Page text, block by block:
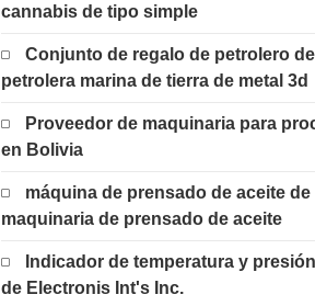
cannabis de tipo simple
Conjunto de regalo de petrolero
petrolera marina de tierra de metal 3d
Proveedor de maquinaria para
en Bolivia
máquina de prensado de aceite
maquinaria de prensado de aceite
Indicador de temperatura y
de Electronis Int's Inc.